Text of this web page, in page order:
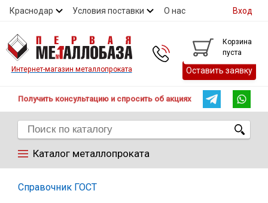
Краснодар Условия поставки О нас
Контакты
Контакты
Вход
Интернет-магазин металлопроката
Корзина
пуста
Оставить заявку
Получить консультацию и спросить об акциях
Каталог металлопроката
Арматура
Справочник ГОСТ